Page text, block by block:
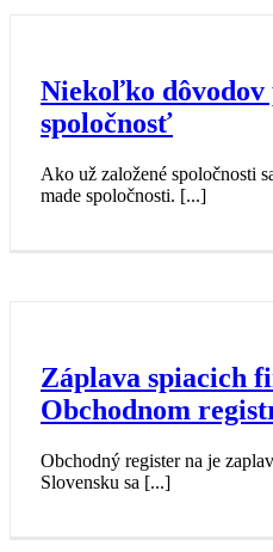
Niekoľko
spoločnosť
Ako už založené spoločnosti
made spoločnosti. [...]
Záplava spiacich
Obchodnom
Obchodný register na je
Slovensku sa [...]